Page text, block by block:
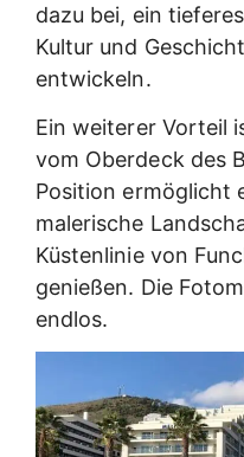
dazu bei, ein
Kultur und
entwickeln.
Ein weiterer Vorteil
vom Oberdeck des
Position ermöglicht
malerische
Küstenlinie von
genießen. Die
endlos.